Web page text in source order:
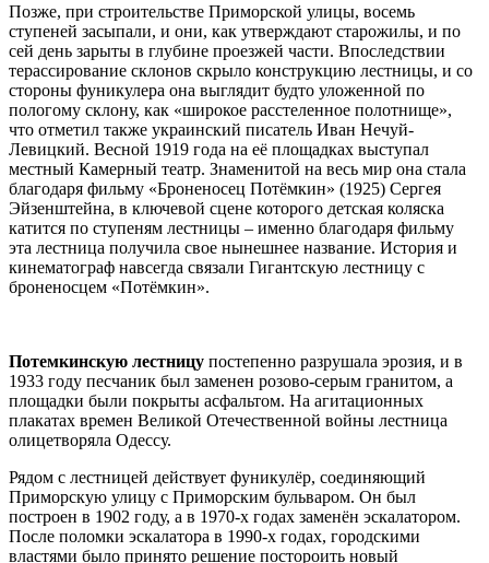
Позже, при строительстве Приморской улицы, восемь
ступеней засыпали, и они, как утверждают старожилы, и по
сей день зарыты в глубине проезжей части. Впоследствии
терассирование склонов скрыло конструкцию лестницы, и со
стороны фуникулера она выглядит будто уложенной по
пологому склону, как «широкое расстеленное полотнище»,
что отметил также украинский писатель Иван Нечуй-
Левицкий. Весной 1919 года на её площадках выступал
местный Камерный театр. Знаменитой на весь мир она стала
благодаря фильму «Броненосец Потёмкин» (1925) Сергея
Эйзенштейна, в ключевой сцене которого детская коляска
катится по ступеням лестницы – именно благодаря фильму
эта лестница получила свое нынешнее название. История и
кинематограф навсегда связали Гигантскую лестницу с
броненосцем «Потёмкин».
Потемкинскую лестницу постепенно разрушала эрозия, и в
1933 году песчаник был заменен розово-серым гранитом, а
площадки были покрыты асфальтом. На агитационных
плакатах времен Великой Отечественной войны лестница
олицетворяла Одессу.
Рядом с лестницей действует фуникулёр, соединяющий
Приморскую улицу с Приморским бульваром. Он был
построен в 1902 году, а в 1970-х годах заменён эскалатором.
После поломки эскалатора в 1990-х годах, городскими
властями было принято решение постороить новый